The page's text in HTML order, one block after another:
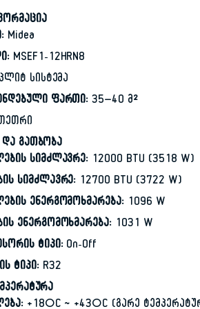
Midea
MSEF1-12HRN8
სისტემა
ფართი: 35–40 მ²
გათბობა
სიმძლავრე: 12000 BTU (3518 W)
სიმძლავრე: 12700 BTU (3722 W)
ენერგომოხმარება: 1096 W
ენერგომოხმარება: 1031 W
ტიპი:On-Off
ტიპი:R32